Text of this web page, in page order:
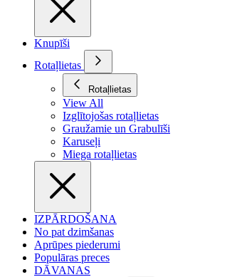
Knupīši
Rotaļlietas
Rotaļlietas
View All
Izglītojošas rotaļlietas
Graužamie un Grabulīši
Karuseļi
Miega rotaļlietas
IZPĀRDOŠANA
No pat dzimšanas
Aprūpes piederumi
Populāras preces
DĀVANAS